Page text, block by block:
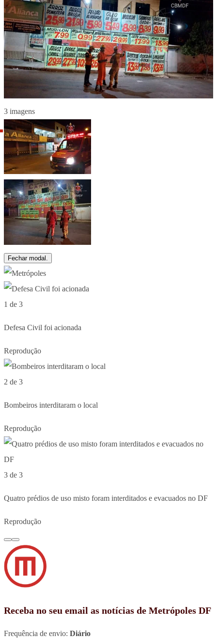
3 imagens
Fechar modal.
1 de 3
Defesa Civil foi acionada
Reprodução
2 de 3
Bombeiros interditaram o local
Reprodução
3 de 3
Quatro prédios de uso misto foram interditados e evacuados no DF
Reprodução
Receba no seu email as notícias de Metrópoles DF
Frequência de envio: Diário